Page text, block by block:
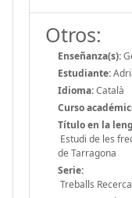
Otros:
Enseñanza(s):
Estudiante:
Idioma:Català
Curso
Título en la
Estudi de les
de Tarragona
Serie:
Treballs